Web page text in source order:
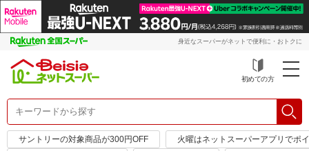
身近なスーパーがネットで便利に・おトクに
初めての方
サントリーの対象商品が300円OFF
火曜はネットスーパーアプリでポ